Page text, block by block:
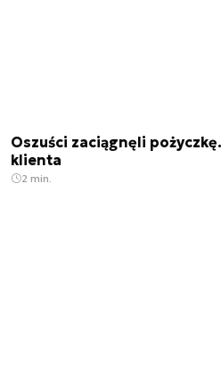
Oszuści zaciągnęli
klienta
2 min.